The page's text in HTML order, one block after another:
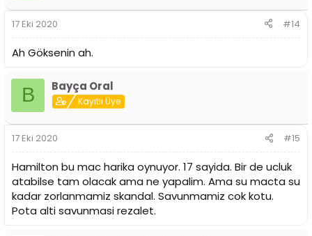
17 Eki 2020 #14
Ah Göksenin ah.
B Bayça Oral
Kayıtlı Üye
17 Eki 2020 #15
Hamilton bu mac harika oynuyor. 17 sayida. Bir de ucluk
atabilse tam olacak ama ne yapalim. Ama su macta su
kadar zorlanmamiz skandal. Savunmamiz cok kotu.
Pota alti savunmasi rezalet.